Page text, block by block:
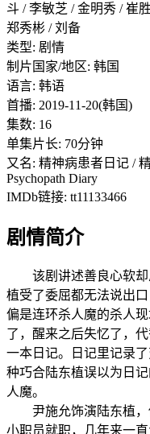
斗 / 李敏芝 / 金明秀 / 崔
郑秀彬 / 刘备
类型: 剧情
制片国家/地区: 韩国
语言: 韩语
首播: 2019-11-20(韩国)
集数: 16
单集片长: 70分钟
又名: 精神病患者日记 /
Psychopath Diary
IMDb链接: tt11133466
剧情简介
该剧讲述善良心软却
植受了委屈都无法说出
偏是连环杀人魔的杀人
了，醒来之后失忆了，
一本日记。日记里记录
种巧合陆东植误以为日
人魔。
尹施允饰演陆东植，
小职员就职，几年来一